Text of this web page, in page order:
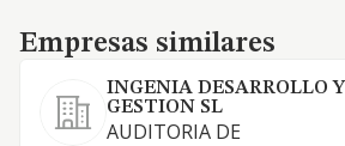
Empresas similares
Empresas similares
INGENIA DESARROLLO Y
GESTION SL
AUDITORIA DE